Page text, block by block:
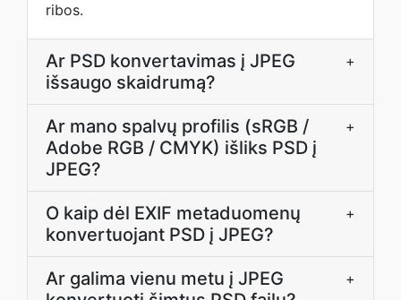
ribos.
Ar PSD konvertavimas į JPEG
išsaugo skaidrumą?
+
Ar mano spalvų profilis (sRGB /
Adobe RGB / CMYK) išliks PSD į
JPEG?
+
O kaip dėl EXIF metaduomenų
konvertuojant PSD į JPEG?
+
Ar galima vienu metu į JPEG
+